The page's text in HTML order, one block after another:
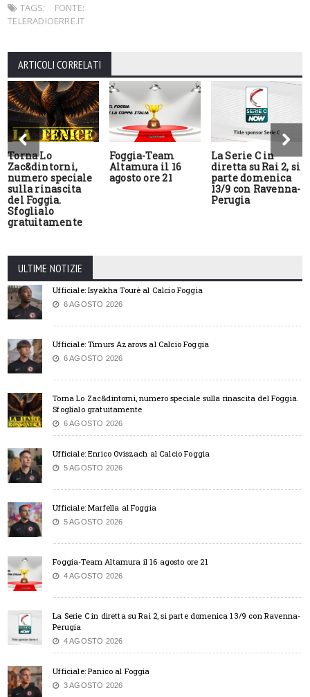
TAGS:
FONTE:
TELERADIOERRE.IT
ARTICOLI CORRELATI
Torna Lo
Zac&dintorni,
numero speciale
sulla rinascita
del Foggia.
Sfoglialo
gratuitamente
Foggia-Team
Altamura il 16
agosto ore 21
La Serie C in
diretta su Rai 2, si
parte domenica
13/9 con Ravenna-
Perugia
ULTIME NOTIZIE
Ufficiale: Isyakha Tourè al Calcio Foggia
6 AGOSTO 2026
Ufficiale: Timurs Azarovs al Calcio Foggia
6 AGOSTO 2026
Torna Lo Zac&dintorni, numero speciale sulla rinascita del Foggia.
Sfoglialo gratuitamente
6 AGOSTO 2026
Ufficiale: Enrico Oviszach al Calcio Foggia
5 AGOSTO 2026
Ufficiale: Marfella al Foggia
5 AGOSTO 2026
Foggia-Team Altamura il 16 agosto ore 21
4 AGOSTO 2026
La Serie C in diretta su Rai 2, si parte domenica 13/9 con Ravenna-
Perugia
4 AGOSTO 2026
Ufficiale: Panico al Foggia
3 AGOSTO 2026